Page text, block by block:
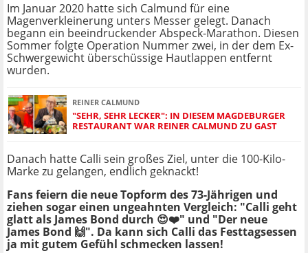
Im Januar 2020 hatte sich Calmund für eine
Magenverkleinerung unters Messer gelegt. Danach
begann ein beeindruckender Abspeck-Marathon. Diesen
Sommer folgte Operation Nummer zwei, in der dem Ex-
Schwergewicht überschüssige Hautlappen entfernt
wurden.
REINER CALMUND
"SEHR, SEHR LECKER": IN DIESEM MAGDEBURGER
RESTAURANT WAR REINER CALMUND ZU GAST
Danach hatte Calli sein großes Ziel, unter die 100-Kilo-
Marke zu gelangen, endlich geknackt!
Fans feiern die neue Topform des 73-Jährigen und
ziehen sogar einen ungeahnten Vergleich: "Calli geht
glatt als James Bond durch 😍❤️" und "Der neue
James Bond 🙌". Da kann sich Calli das Festtagsessen
ja mit gutem Gefühl schmecken lassen!